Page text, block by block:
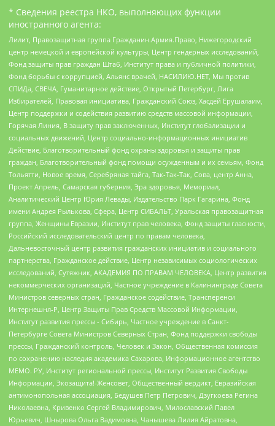
* Сведения реестра НКО, выполняющих функции
иностранного агента:
Лилит, Правозащитная группа Гражданин.Армия.Право, Нижегородский
центр немецкой и европейской культуры, Центр гендерных исследований,
Фонд защиты прав граждан Штаб, Институт права и публичной политики,
Фонд борьбы с коррупцией, Альянс врачей, НАСИЛИЮ.НЕТ, Мы против
СПИДа, СВЕЧА, Гуманитарное действие, Открытый Петербург, Лига
Избирателей, Правовая инициатива, Гражданский Союз, Хасдей Ерушалаим,
Центр поддержки и содействия развитию средств массовой информации,
Горячая Линия, В защиту прав заключенных, Институт глобализации и
социальных движений, Центр социально-информационных инициатив
Действие, Благотворительный фонд охраны здоровья и защиты прав
граждан, Благотворительный фонд помощи осужденным и их семьям, Фонд
Тольятти, Новое время, Серебряная тайга, Так-Так-Так, Сова, центр Анна,
Проект Апрель, Самарская губерния, Эра здоровья, Мемориал,
Аналитический Центр Юрия Левады, Издательство Парк Гагарина, Фонд
имени Андрея Рылькова, Сфера, Центр СИБАЛЬТ, Уральская правозащитная
группа, Женщины Евразии, Институт прав человека, Фонд защиты гласности,
Российский исследовательский центр по правам человека,
Дальневосточный центр развития гражданских инициатив и социального
партнерства, Гражданское действие, Центр независимых социологических
исследований, Сутяжник, АКАДЕМИЯ ПО ПРАВАМ ЧЕЛОВЕКА, Центр развития
некоммерческих организаций, Частное учреждение в Калининграде Совета
Министров северных стран, Гражданское содействие, Трансперенси
Интернешнл-Р, Центр Защиты Прав Средств Массовой Информации,
Институт развития прессы - Сибирь, Частное учреждение в Санкт-
Петербурге Совета Министров Северных Стран, Фонд поддержки свободы
прессы, Гражданский контроль, Человек и Закон, Общественная комиссия
по сохранению наследия академика Сахарова, Информационное агентство
МЕМО. РУ, Институт региональной прессы, Институт Развития Свободы
Информации, Экозащита!-Женсовет, Общественный вердикт, Евразийская
антимонопольная ассоциация, Бедушев Петр Петрович, Дзугкоева Регина
Николаевна, Кривенко Сергей Владимирович, Милославский Павел
Юрьевич, Шнырова Ольга Вадимовна, Чанышева Лилия Айратовна,